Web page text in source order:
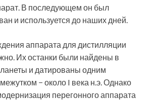
В последующем он был
и используется до наших дней.
аппарата для дистилляции
Их останки были найдены в
и датированы одним
− около I века н.э. Однако
перегонного аппарата